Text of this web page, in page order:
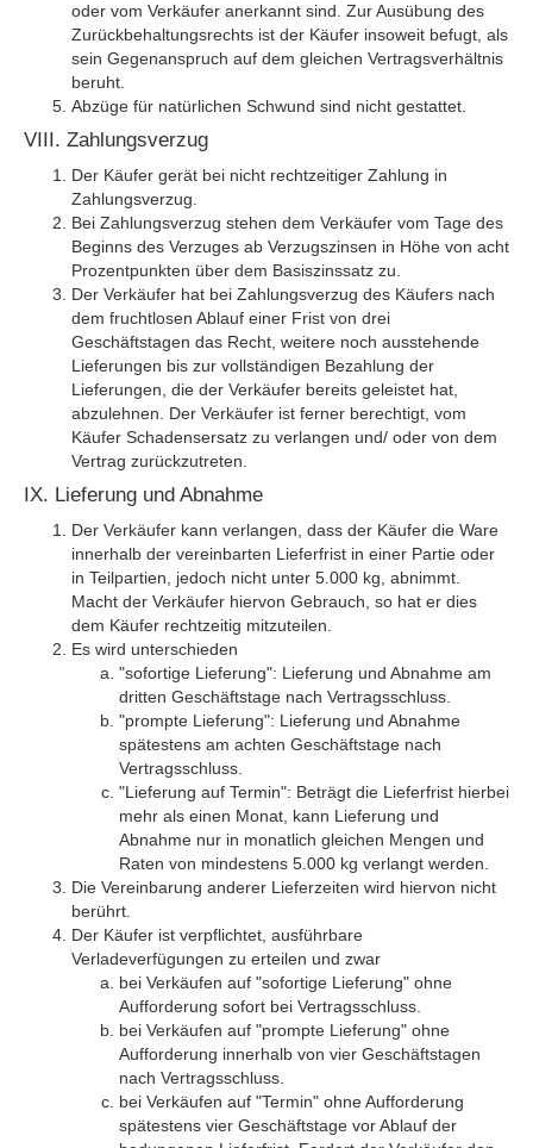
oder vom Verkäufer anerkannt sind. Zur Ausübung des
Zurückbehaltungsrechts ist der Käufer insoweit befugt, als
sein Gegenanspruch auf dem gleichen Vertragsverhältnis
beruht.
Abzüge für natürlichen Schwund sind nicht gestattet.
VIII. Zahlungsverzug
Der Käufer gerät bei nicht rechtzeitiger Zahlung in
Zahlungsverzug.
Bei Zahlungsverzug stehen dem Verkäufer vom Tage des
Beginns des Verzuges ab Verzugszinsen in Höhe von acht
Prozentpunkten über dem Basiszinssatz zu.
Der Verkäufer hat bei Zahlungsverzug des Käufers nach
dem fruchtlosen Ablauf einer Frist von drei
Geschäftstagen das Recht, weitere noch ausstehende
Lieferungen bis zur vollständigen Bezahlung der
Lieferungen, die der Verkäufer bereits geleistet hat,
abzulehnen. Der Verkäufer ist ferner berechtigt, vom
Käufer Schadensersatz zu verlangen und/ oder von dem
Vertrag zurückzutreten.
IX. Lieferung und Abnahme
Der Verkäufer kann verlangen, dass der Käufer die Ware
innerhalb der vereinbarten Lieferfrist in einer Partie oder
in Teilpartien, jedoch nicht unter 5.000 kg, abnimmt.
Macht der Verkäufer hiervon Gebrauch, so hat er dies
dem Käufer rechtzeitig mitzuteilen.
Es wird unterschieden
"sofortige Lieferung": Lieferung und Abnahme am
dritten Geschäftstage nach Vertragsschluss.
"prompte Lieferung": Lieferung und Abnahme
spätestens am achten Geschäftstage nach
Vertragsschluss.
"Lieferung auf Termin": Beträgt die Lieferfrist hierbei
mehr als einen Monat, kann Lieferung und
Abnahme nur in monatlich gleichen Mengen und
Raten von mindestens 5.000 kg verlangt werden.
Die Vereinbarung anderer Lieferzeiten wird hiervon nicht
berührt.
Der Käufer ist verpflichtet, ausführbare
Verladeverfügungen zu erteilen und zwar
bei Verkäufen auf "sofortige Lieferung" ohne
Aufforderung sofort bei Vertragsschluss.
bei Verkäufen auf "prompte Lieferung" ohne
Aufforderung innerhalb von vier Geschäftstagen
nach Vertragsschluss.
bei Verkäufen auf "Termin" ohne Aufforderung
spätestens vier Geschäftstage vor Ablauf der